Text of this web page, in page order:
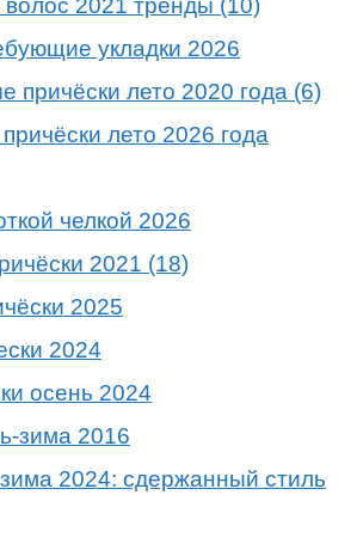
укладки 2026
лето 2026 года
челкой 2026
2025
осень 2024
2024: сдержанный стиль